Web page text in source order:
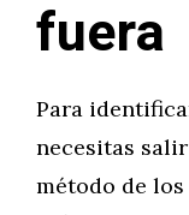
fuera
Para
necesitas
método de